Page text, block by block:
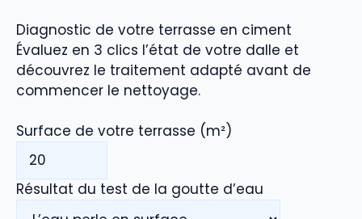
Diagnostic de votre terrasse en ciment
Évaluez en 3 clics l’état de votre dalle et
découvrez le traitement adapté avant de
commencer le nettoyage.
Surface de votre terrasse (m²)
Résultat du test de la goutte d’eau